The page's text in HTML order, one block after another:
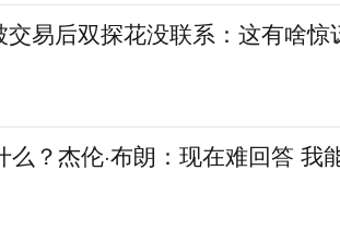
易后双探花没联系：这有啥惊
？杰伦·布朗：现在难回答 我